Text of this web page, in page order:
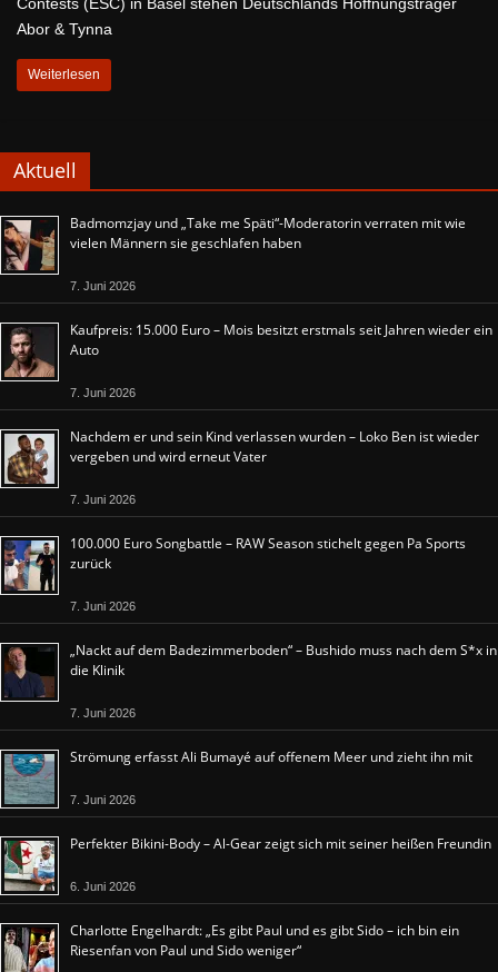
Abor & Tynna
Weiterlesen
Aktuell
Badmomzjay und „Take me Späti“-Moderatorin verraten mit wie
vielen Männern sie geschlafen haben
7. Juni 2026
Kaufpreis: 15.000 Euro – Mois besitzt erstmals seit Jahren wieder ein
Auto
7. Juni 2026
Nachdem er und sein Kind verlassen wurden – Loko Ben ist wieder
vergeben und wird erneut Vater
7. Juni 2026
100.000 Euro Songbattle – RAW Season stichelt gegen Pa Sports
zurück
7. Juni 2026
„Nackt auf dem Badezimmerboden“ – Bushido muss nach dem S*x in
die Klinik
7. Juni 2026
Strömung erfasst Ali Bumayé auf offenem Meer und zieht ihn mit
7. Juni 2026
Perfekter Bikini-Body – Al-Gear zeigt sich mit seiner heißen Freundin
6. Juni 2026
Charlotte Engelhardt: „Es gibt Paul und es gibt Sido – ich bin ein
Riesenfan von Paul und Sido weniger“